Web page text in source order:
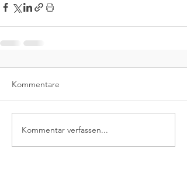
Kommentare
Kommentar verfassen...